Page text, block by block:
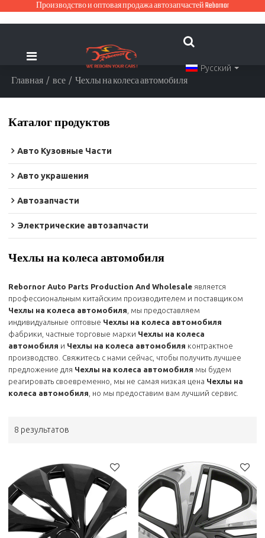
Производство и оптовая продажа автозапчастей Rebornor
Русский
Главная / все / Чехлы на колеса автомобиля
Каталог продуктов
Авто Кузовные Части
Авто украшения
Автозапчасти
Электрические автозапчасти
Чехлы на колеса автомобиля
Rebornor Auto Parts Production And Wholesale является
профессиональным китайским производителем и поставщиком
Чехлы на колеса автомобиля , мы предоставляем
индивидуальные оптовые Чехлы на колеса автомобиля
фабрики, частные торговые марки Чехлы на колеса
автомобиля и Чехлы на колеса автомобиля контрактное
производство. Свяжитесь с нами сейчас, чтобы получить лучшее
предложение для Чехлы на колеса автомобиля мы будем
реагировать своевременно, мы не самая низкая цена Чехлы на
колеса автомобиля , но мы предоставим вам лучший сервис.
8 результатов